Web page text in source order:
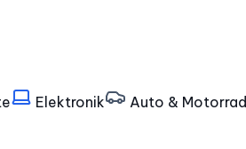
Elektronik
Auto & Motorrad